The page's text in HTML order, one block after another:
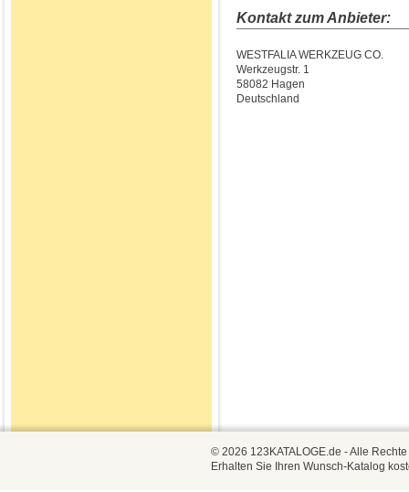
Kontakt zum Anbieter:
WESTFALIA WERKZEUG CO.
Werkzeugstr. 1
58082 Hagen
Deutschland
© 2026 123KATALOGE.de - Alle
Erhalten Sie Ihren Wunsch-Katalog